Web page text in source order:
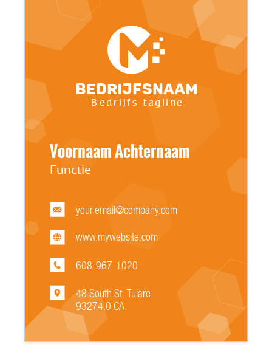
608-967-1020
48 South St. Tulare
93274.0 CA
www.mywebsite.com
your.email@company.com
Functie
Voornaam Achternaam
Bedrijfsnaam
Bedrijfs tagline